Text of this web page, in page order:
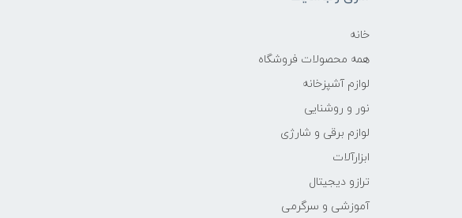
خانه
همه محصولات فروشگاه
لوازم آشپزخانه
نور و روشنایی
لوازم برقی و شارژی
ابزارآلات
ترازو دیجیتال
آموزشی و سرگرمی